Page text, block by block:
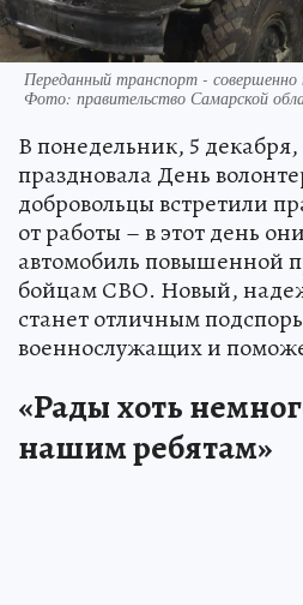
Переданный транспорт - совершенно
Фото: правительство Самарской
В понедельник, 5 декабря,
праздновала День
добровольцы встретили
от работы – в этот день
автомобиль повышенной
бойцам СВО. Новый,
станет отличным
военнослужащих и
«Рады хоть
нашим ребятам»